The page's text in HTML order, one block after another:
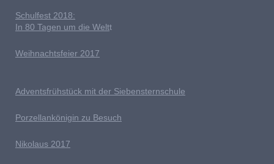
Schulfest 2018:
In 80 Tagen um die Weltt
Weihnachtsfeier 2017
Adventsfrühstück mit der Siebensternschule
Porzellankönigin zu Besuch
Nikolaus 2017